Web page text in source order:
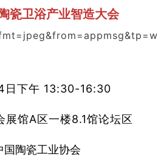
瓷卫浴产业智造大会
日下午 13:30-16:30
展馆A区一楼8.1馆论坛区
国陶瓷工业协会